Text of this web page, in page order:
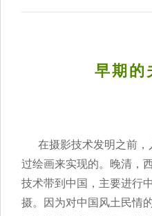
早期的
在摄影技术发明之前，
过绘画来实现的。晚清，
技术带到中国，主要进行
摄。因为对中国风土民情